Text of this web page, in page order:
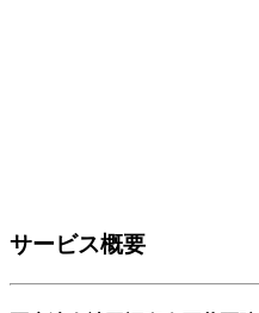
サービス概要